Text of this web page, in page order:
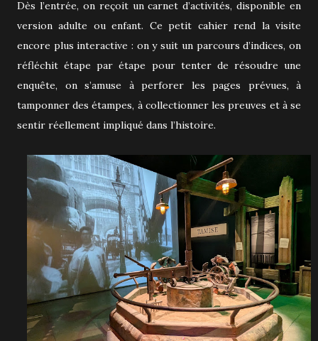
Dès l’entrée, on reçoit un carnet d’activités, disponible en
version adulte ou enfant. Ce petit cahier rend la visite
encore plus interactive : on y suit un parcours d’indices, on
réfléchit étape par étape pour tenter de résoudre une
enquête, on s’amuse à perforer les pages prévues, à
tamponner des étampes, à collectionner les preuves et à se
sentir réellement impliqué dans l’histoire.